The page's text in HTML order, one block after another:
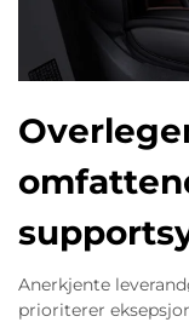
Anerkjente
prioriterer